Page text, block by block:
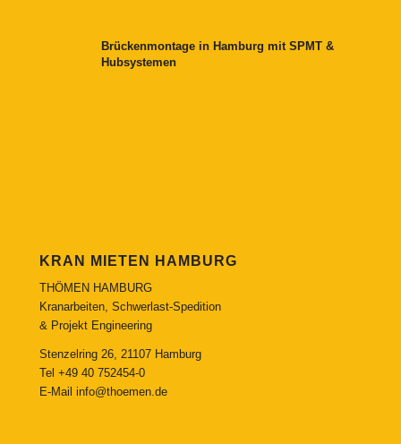
Brückenmontage in Hamburg mit SPMT &
Hubsystemen
KRAN MIETEN HAMBURG
THÖMEN HAMBURG
Kranarbeiten, Schwerlast-Spedition
& Projekt Engineering
Stenzelring 26, 21107 Hamburg
Tel +49 40 752454-0
E-Mail info@thoemen.de